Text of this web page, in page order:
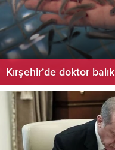
Kırşehir’de doktor